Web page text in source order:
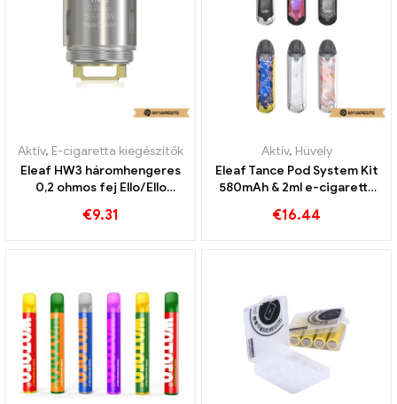
Aktív, E-cigaretta kiegészítők
Eleaf HW3 háromhengeres
0,2 ohmos fej Ello/Ello
(5db/csomag) E-cigaretta
€9.31
Aktív, Hüvely
Eleaf Tance Pod System Kit
580mAh & 2ml e-cigaretta
€16.44